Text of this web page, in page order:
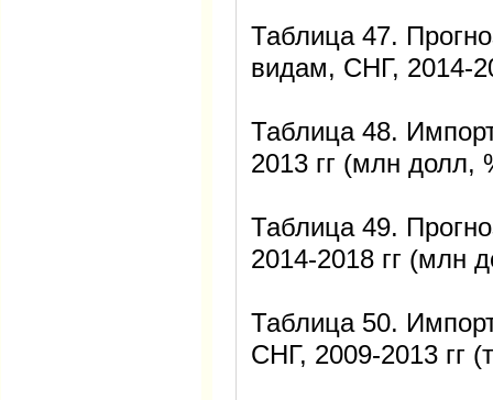
Таблица 47.
видам, СНГ, 2014-
Таблица 48.
2013 гг (млн долл,
Таблица 49.
2014-2018 гг (млн
Таблица 50.
СНГ, 2009-2013 гг